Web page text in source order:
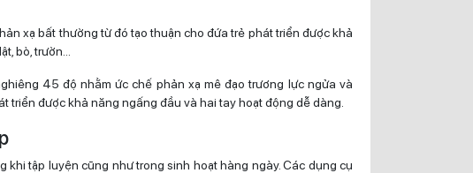
xạ bất thường từ đó tạo thuận cho đứa trẻ phát triển được khả
bò, trườn…
45 độ nhằm ức chế phản xạ mê đạo trương lực ngửa và
triển được khả năng ngấng đầu và hai tay hoạt động dễ dàng.
khi tập luyện cũng như trong sinh hoạt hàng ngày. Các dụng cụ